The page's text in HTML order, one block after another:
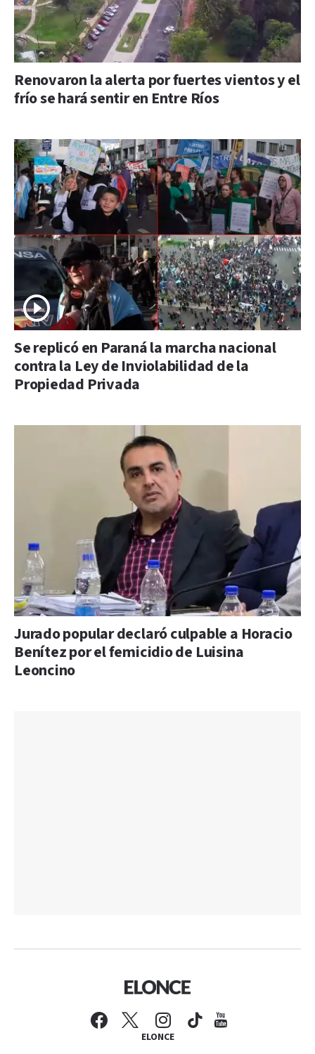
Renovaron la alerta por fuertes vientos y el
frío se hará sentir en Entre Ríos
Se replicó en Paraná la marcha nacional
contra la Ley de Inviolabilidad de la
Propiedad Privada
Jurado popular declaró culpable a Horacio
Benítez por el femicidio de Luisina
Leoncino
ELONCE